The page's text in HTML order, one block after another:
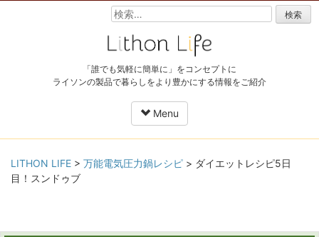
検
索:
「誰でも気軽に簡単に」をコンセプトに
ライソンの製品で暮らしをより豊かにする情報をご紹介
Menu
to
content
LITHON LIFE > 万能電気圧力鍋レシピ > ダイエットレシピ5日
目！スンドゥブ